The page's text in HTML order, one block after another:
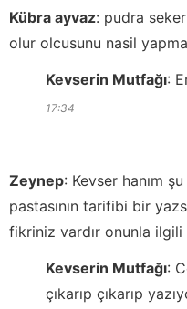
Kübra ayvaz: pudra
olur olcusunu nasil
Kevserin Mutfağı:
17:34
Zeynep: Kevser hanım
pastasının tarifibi bir
fikriniz vardır onunla ilgili
Kevserin Mutfağı:
çıkarıp çıkarıp